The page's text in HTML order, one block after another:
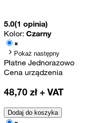
5.0(1 opinia)
Kolor: Czarny
Pokaż następny
Płatne Jednorazowo
Cena urządzenia
48,70 zł + VAT
Dodaj do koszyka